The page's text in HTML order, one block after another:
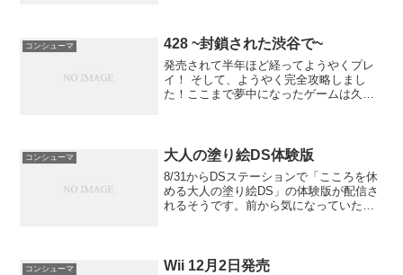
コンシューマ 428 ~封鎖された渋谷で~
発売されて半年ほど経ってようやくプレ
イ！ そして、ようやく完全攻略しまし
た！ここまで夢中になったゲームは久し
ちの関わり具合が濃...
コンシューマ 大人の塗り絵DS体験版
8/31からDSステーションで「こころを休
める大人の塗り絵DS」の体験版が配信さ
れるそうです。前から気になっていたの
コンシューマ Wii 12月2日発売